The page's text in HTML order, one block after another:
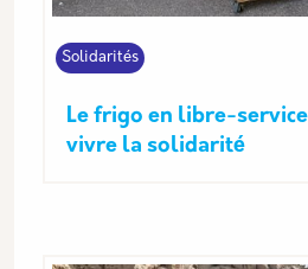
Solidarités
Le frigo en libre-
vivre la solidarité